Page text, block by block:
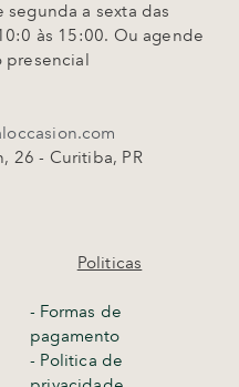
a sexta das
às 15:00. Ou agende
presencial
26 - Curitiba, PR
Politicas
- Formas de
pagamento
- Politica de